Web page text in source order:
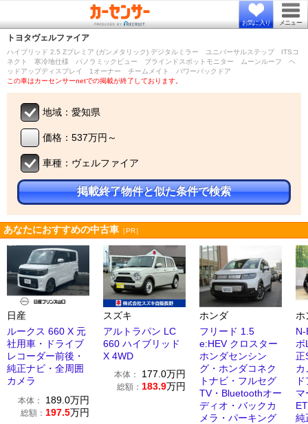
お気に入り メニュー
トヨタヴェルファイア
ハイブリッド 2.5 Zプレミア (ガンメタリック) デジタルミラー ユニバーサルステップ ITSコ
ネクト 寒冷地仕様 パノラミックビュー ブラインドスポットモニター ムーンルーフ ヘ
ッドアップディスプレイ 1オーナー チームメイト パワーバックドア
この車はカーセンサーnetでの掲載が終了しております。
地域：愛知県
価格：537万円～
車種：ヴェルファイア
掲載終了物件と似た条件で検索
あなたにおすすめの中古車 ［PR］
日産
ルークス 660 X 元
社用車・ドライブ
レコーダー前後・
純正ナビ・全周囲
カメラ
本体： 189.0万円
総額： 197.5万円
スズキ
アルトラパン LC
660 ハイブリッド
X 4WD
本体： 177.0万円
総額： 183.9万円
ホンダ
フリード 1.5
e:HEV クロスター
ホンダセンシン
グ・ホンダコネク
トナビ・フルセグ
TV・Bluetoothオー
ディオ・バックカ
メラ・パーキング
ホ
ボ
正
純